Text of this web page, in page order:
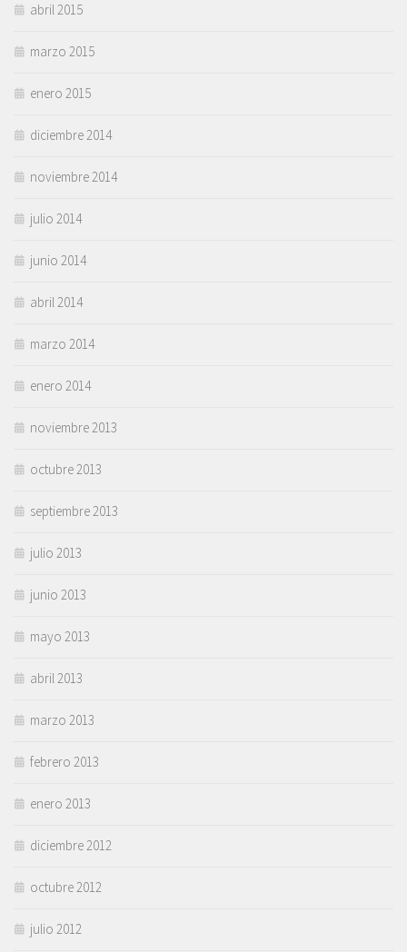
abril 2015
marzo 2015
enero 2015
diciembre 2014
noviembre 2014
julio 2014
junio 2014
abril 2014
marzo 2014
enero 2014
noviembre 2013
octubre 2013
septiembre 2013
julio 2013
junio 2013
mayo 2013
abril 2013
marzo 2013
febrero 2013
enero 2013
diciembre 2012
octubre 2012
julio 2012